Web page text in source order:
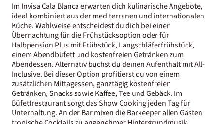
Im Invisa Cala Blanca erwarten dich kulinarische Angebote,
ideal kombiniert aus der mediterranen und internationalen
Küche. Wahlweise entscheidest du dich bei einer
Übernachtung für die Frühstücksoption oder für
Halbpension Plus mit Frühstück, Langschläferfrühstück,
einem Abendbüfett und kostenfreien Getränken zum
Abendessen. Alternativ buchst du deinen Aufenthalt mit All-
Inclusive. Bei dieser Option profitierst du von einem
zusätzlichen Mittagessen, ganztägig kostenfreien
Getränken, Snacks sowie Kaffee, Tee und Gebäck. Im
Büfettrestaurant sorgt das Show Cooking jeden Tag für
Unterhaltung. An der Bar mixen die Barkeeper allen Gästen